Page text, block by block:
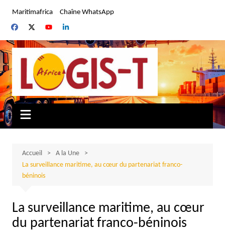
contenu
Maritimafrica Chaîne WhatsApp
Accueil
A la Une
La surveillance maritime, au cœur du partenariat franco-
béninois
La surveillance maritime, au cœur
du partenariat franco-béninois